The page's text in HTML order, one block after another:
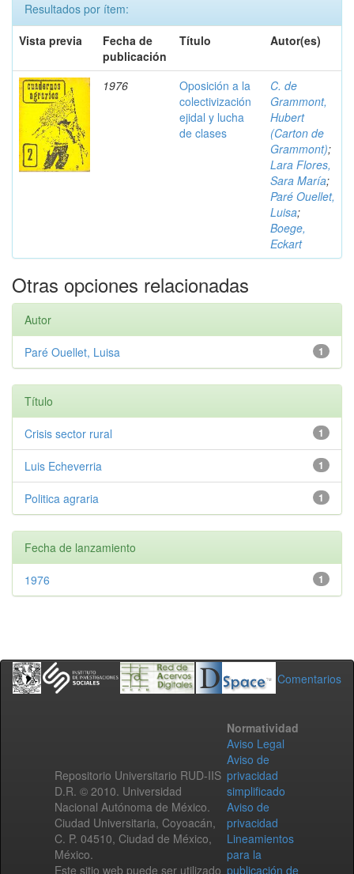
Resultados por ítem:
Vista previa
Fecha de
publicación
Título Autor(es)
1976
Oposición a la
colectivización
ejidal y lucha
de clases
C. de
Grammont,
Hubert
(Carton de
Grammont);
Lara Flores,
Sara María;
Paré Ouellet,
Luisa;
Boege,
Eckart
Otras opciones relacionadas
Autor
1
Paré Ouellet, Luisa
Título
1
Crisis sector rural
1
Luis Echeverria
1
Politica agraria
Fecha de lanzamiento
1
1976
Comentarios
Repositorio Universitario RUD-IIS
D.R. © 2010. Universidad
Nacional Autónoma de México.
Ciudad Universitaria, Coyoacán,
C. P. 04510, Ciudad de México,
México.
Este sitio web puede ser utilizado
Normatividad
Aviso Legal
Aviso de
privacidad
simplificado
Aviso de
privacidad
Lineamientos
para la
publicación de